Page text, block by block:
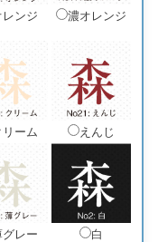
レンジ 濃オレンジ
リーム えんじ
グレー 白